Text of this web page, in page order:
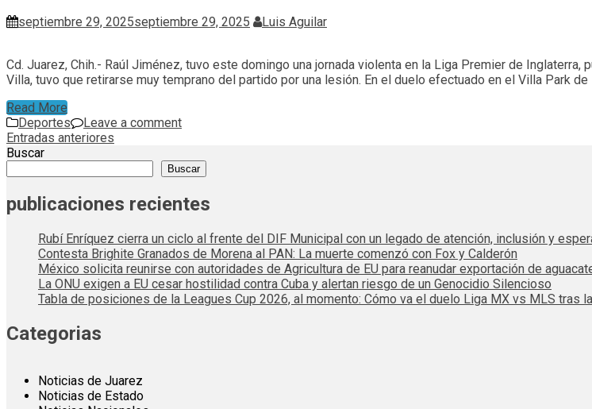
septiembre 29, 2025septiembre 29, 2025 Luis Aguilar
Cd. Juarez, Chih.- Raúl Jiménez, tuvo este domingo una jornada violenta en la Liga Premier de
Villa, tuvo que retirarse muy temprano del partido por una lesión. En el duelo efectuado en el Villa Park
Read More
Deportes
Leave a comment
Navegación
de
Entradas anteriores
Buscar
Buscar
publicaciones recientes
Rubí Enríquez cierra un ciclo al frente del DIF Municipal con un legado de atención, inclusión y
Contesta Brighite Granados de Morena al PAN: La muerte comenzó con Fox y Calderón
México solicita reunirse con autoridades de Agricultura de EU para reanudar exportación de
La ONU exigen a EU cesar hostilidad contra Cuba y alertan riesgo de un Genocidio Silencioso
Tabla de posiciones de la Leagues Cup 2026, al momento: Cómo va el duelo Liga MX vs MLS tras
Categorias
Noticias de Juarez
Noticias de Estado